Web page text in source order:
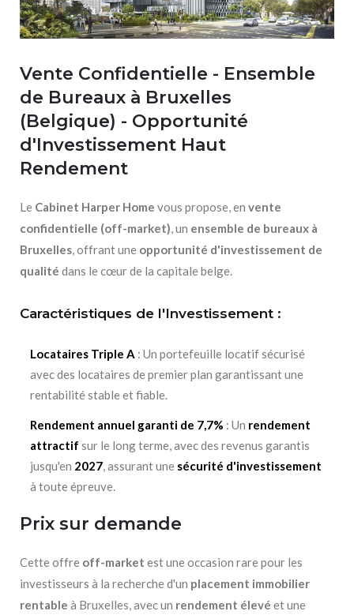
Vente Confidentielle - Ensemble
de Bureaux à Bruxelles
(Belgique) - Opportunité
d'Investissement Haut
Rendement
Le Cabinet Harper Home vous propose, en vente
confidentielle (off-market), un ensemble de bureaux à
Bruxelles, offrant une opportunité d'investissement de
qualité dans le cœur de la capitale belge.
Caractéristiques de l'Investissement :
Locataires Triple A : Un portefeuille locatif sécurisé
avec des locataires de premier plan garantissant une
rentabilité stable et fiable.
Rendement annuel garanti de 7,7% : Un rendement
attractif sur le long terme, avec des revenus garantis
jusqu'en 2027, assurant une sécurité d'investissement
à toute épreuve.
Prix sur demande
Cette offre off-market est une occasion rare pour les
investisseurs à la recherche d'un placement immobilier
rentable à Bruxelles, avec un rendement élevé et une